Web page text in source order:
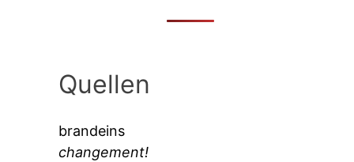
Quellen
brandeins
changement!